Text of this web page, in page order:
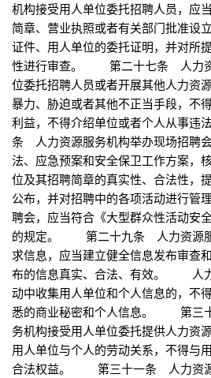
机构接受用人单位委托招聘人员，应
简章、营业执照或者有关部门批准设
证件、用人单位的委托证明，并对所
性进行审查。 第二十七条 人力资
位委托招聘人员或者开展其他人力资
暴力、胁迫或者其他不正当手段，不
利益，不得介绍单位或者个人从事
条 人力资源服务机构举办现场招聘
法、应急预案和安全保卫工作方案，
位及其招聘简章的真实性、合法性，
公布，并对招聘中的各项活动进行
聘会，应当符合《大型群众性活动安
的规定。 第二十九条 人力资源服
求信息，应当建立健全信息发布审查
布的信息真实、合法、有效。 人
动中收集用人单位和个人信息的，不
悉的商业秘密和个人信息。 第三
务机构接受用人单位委托提供人力资
用人单位与个人的劳动关系，不得与
合法权益。 第三十一条 人力资源